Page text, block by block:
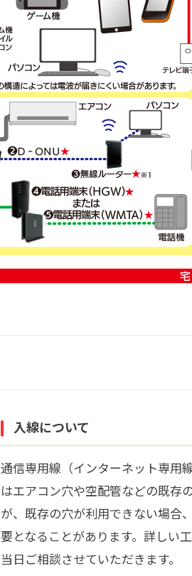
入線について
通信専用線（インターネット専用
はエアコン穴や空配管などの既存
が、既存の穴が利用できない場合
要となることがあります。詳しい
当日ご相談させていただきます。